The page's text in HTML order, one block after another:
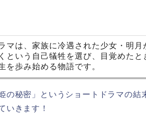
マは、家族に冷遇された少女・明
という自己犠牲を選び、目覚めた
を歩み始める物語です。
の秘密」
というショートドラマの結
いきます！